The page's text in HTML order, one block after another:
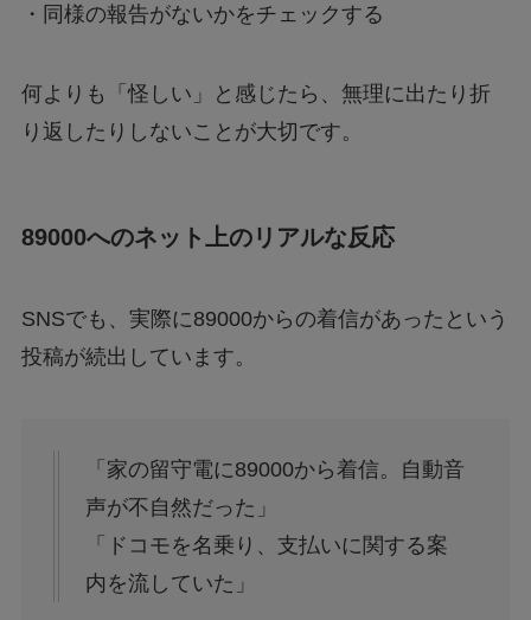
・同様の報告がないかをチェックする
何よりも「怪しい」と感じたら、無理に出たり折
り返したりしないことが大切です。
89000へのネット上のリアルな反応
SNSでも、実際に89000からの着信があったという
投稿が続出しています。
「家の留守電に89000から着信。自動音
声が不自然だった」
「ドコモを名乗り、支払いに関する案
内を流していた」